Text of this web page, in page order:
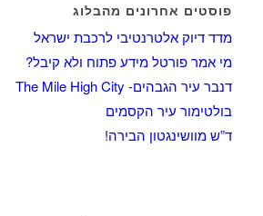
פוסטים אחרונים מהבלוג
מדד דיוק אלטרנטיבי לרכבת ישראל
מי אמר פורטל מידע פתוח ולא קיבל?
דנבר עיר הגבהים- The Mile High City
בולטימור עיר הקסמים
ד”ש מוושינגטון הבירה!